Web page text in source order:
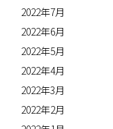
2022年7月
2022年6月
2022年5月
2022年4月
2022年3月
2022年2月